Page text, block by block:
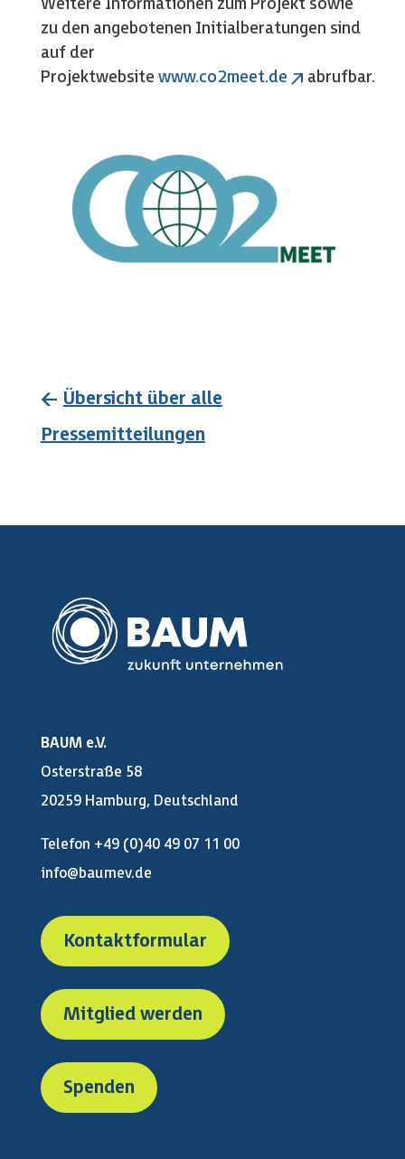
Weitere Informationen zum Projekt sowie
zu den angebotenen Initialberatungen sind
auf der
Projektwebsite www.co2meet.de abrufbar.
← Übersicht über alle
Pressemitteilungen
BAUM e.V.
Osterstraße 58
20259 Hamburg, Deutschland
Telefon +49 (0)40 49 07 11 00
info@baumev.de
Kontaktformular
Mitglied werden
Spenden